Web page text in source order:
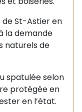
St-Astier en
la demande
naturels de
spatulée selon
protégée en
en l’état.